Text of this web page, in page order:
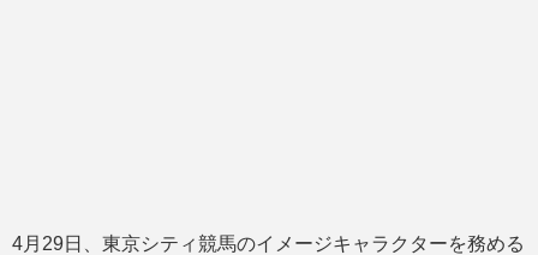
4月29日、東京シティ競馬のイメージキャラクターを務める